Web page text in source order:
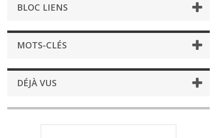
BLOC LIENS
MOTS-CLÉS
DÉJÀ VUS